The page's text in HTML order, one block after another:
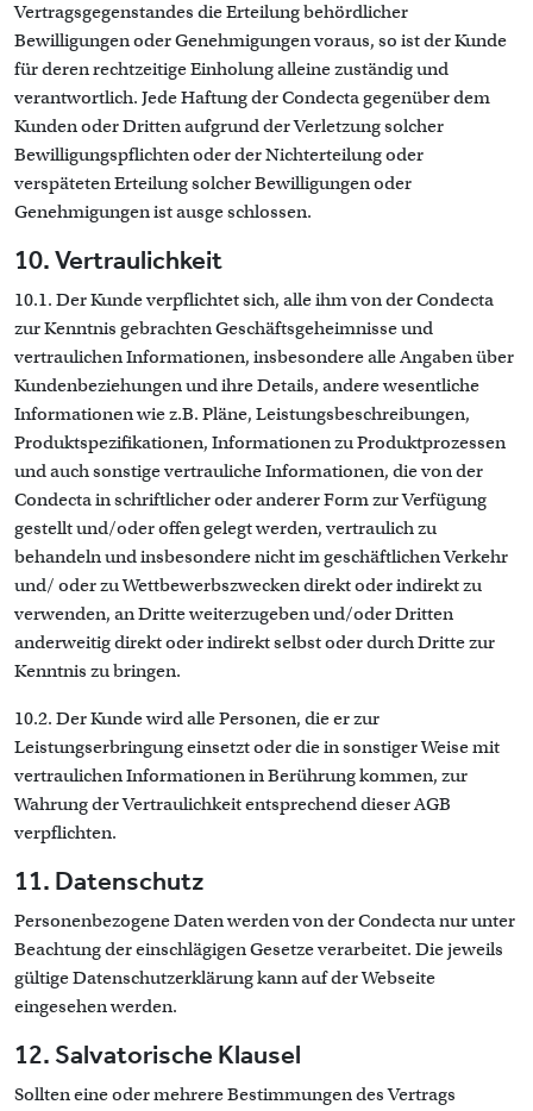
Vertragsgegenstandes die Erteilung behördlicher
Bewilligungen oder Genehmigungen voraus, so ist der Kunde
für deren rechtzeitige Einholung alleine zuständig und
verantwortlich. Jede Haftung der Condecta gegenüber dem
Kunden oder Dritten aufgrund der Verletzung solcher
Bewilligungspflichten oder der Nichterteilung oder
verspäteten Erteilung solcher Bewilligungen oder
Genehmigungen ist ausge schlossen.
10. Vertraulichkeit
10.1. Der Kunde verpflichtet sich, alle ihm von der Condecta
zur Kenntnis gebrachten Geschäftsgeheimnisse und
vertraulichen Informationen, insbesondere alle Angaben über
Kundenbeziehungen und ihre Details, andere wesentliche
Informationen wie z.B. Pläne, Leistungsbeschreibungen,
Produktspezifikationen, Informationen zu Produktprozessen
und auch sonstige vertrauliche Informationen, die von der
Condecta in schriftlicher oder anderer Form zur Verfügung
gestellt und/oder offen gelegt werden, vertraulich zu
behandeln und insbesondere nicht im geschäftlichen Verkehr
und/ oder zu Wettbewerbszwecken direkt oder indirekt zu
verwenden, an Dritte weiterzugeben und/oder Dritten
anderweitig direkt oder indirekt selbst oder durch Dritte zur
Kenntnis zu bringen.
10.2. Der Kunde wird alle Personen, die er zur
Leistungserbringung einsetzt oder die in sonstiger Weise mit
vertraulichen Informationen in Berührung kommen, zur
Wahrung der Vertraulichkeit entsprechend dieser AGB
verpflichten.
11. Datenschutz
Personenbezogene Daten werden von der Condecta nur unter
Beachtung der einschlägigen Gesetze verarbeitet. Die jeweils
gültige Datenschutzerklärung kannauf der Webseite
eingesehen werden.
12. Salvatorische Klausel
Sollten eine oder mehrere Bestimmungen des Vertrags